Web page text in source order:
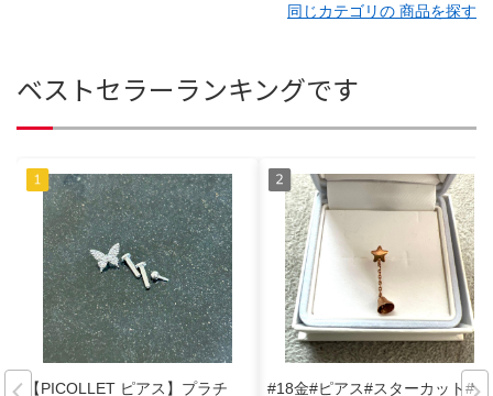
同じカテゴリの 商品を探す
ベストセラーランキングです
【PICOLLET ピアス】プラチ #18金#ピアス#スターカット#片